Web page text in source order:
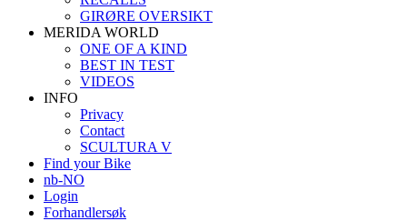
GIRØRE OVERSIKT
MERIDA WORLD
ONE OF A KIND
BEST IN TEST
VIDEOS
INFO
Privacy
Contact
SCULTURA V
Find your Bike
nb-NO
Login
Forhandlersøk